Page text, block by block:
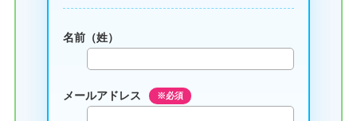
名前（姓）
メールアドレス ※必須